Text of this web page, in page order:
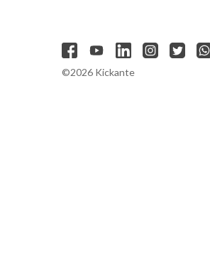
©2026 Kickante